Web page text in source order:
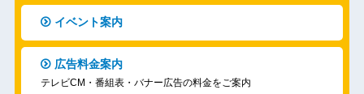
イベント案内
広告料金案内
テレビCM・番組表・バナー広告の料金をご案内